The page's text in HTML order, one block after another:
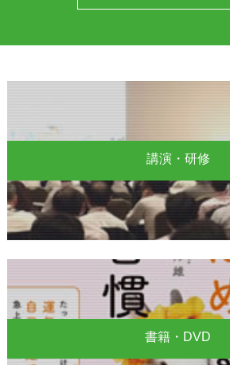
講演・研修
書籍・DVD